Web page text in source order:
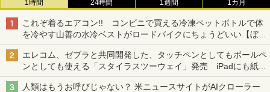
1時間 24時間 1週間 1カ月
これぞ着るエアコン!! コンビニで買える冷凍ペットボトルで体
を冷やす山善の水冷ベストがロードバイクにちょうどいい【ぼっ
ち・ざ・ろーど！その14】【空いた時間でなにしてる？】
エレコム、ゼブラと共同開発した、タッチペンとしてもボールペ
ンとしても使える「スタイラスツーウェイ」発売 iPadにも紙に
も、持ち替えずに書き込める
人類はもうお呼びじゃない？ 米ニュースサイトがAIクローラー